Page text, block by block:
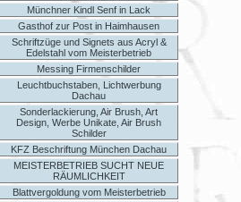
Münchner Kindl Senf in Lack
Gasthof zur Post in Haimhausen
Schriftzüge und Signets aus Acryl &
Edelstahl vom Meisterbetrieb
Messing Firmenschilder
Leuchtbuchstaben, Lichtwerbung
Dachau
Sonderlackierung, Air Brush, Art
Design, Werbe Unikate, Air Brush
Schilder
KFZ Beschriftung München Dachau
MEISTERBETRIEB SUCHT NEUE
RÄUMLICHKEIT
Blattvergoldung vom Meisterbetrieb